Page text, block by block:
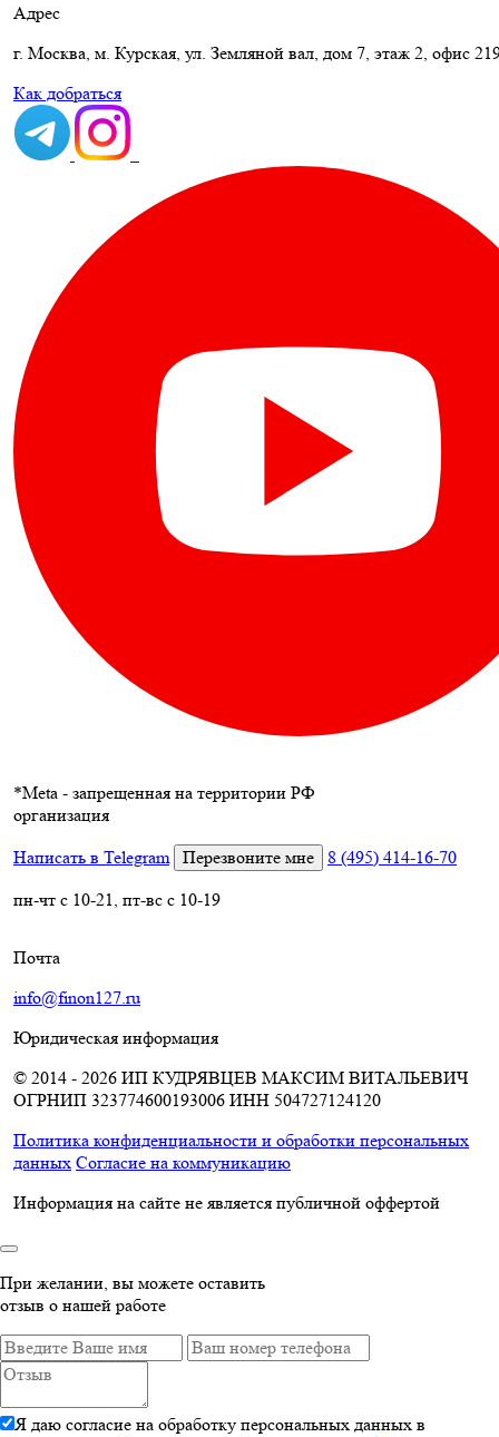
Адрес
г. Москва, м. Курская, ул. Земляной вал, дом 7, этаж 2, офис
Как добраться
*Meta - запрещенная на территории РФ
организация
Написать в Telegram
Перезвоните мне
8 (495) 414-16-70
пн-чт с 10-21, пт-вс с 10-19
Почта
info@finon127.ru
Юридическая информация
© 2014 - 2026 ИП КУДРЯВЦЕВ МАКСИМ ВИТАЛЬЕВИЧ
ОГРНИП 323774600193006 ИНН 504727124120
Политика конфиденциальности и обработки персональных
данных Согласие на коммуникацию
Информация на сайте не является публичной оффертой
При желании, вы можете оставить
отзыв о нашей работе
Я даю согласие на обработку персональных данных в